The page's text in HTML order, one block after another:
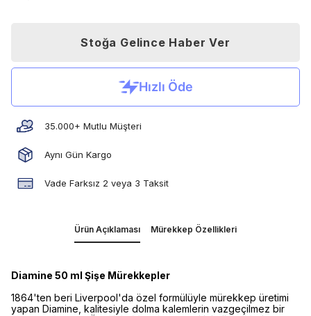
Stoğa Gelince Haber Ver
35.000+ Mutlu Müşteri
Aynı Gün Kargo
Vade Farksız 2 veya 3 Taksit
Ürün Açıklaması Mürekkep Özellikleri
Diamine 50 ml Şişe Mürekkepler
1864'ten beri Liverpool'da özel formülüyle mürekkep üretimi
yapan Diamine, kalitesiyle dolma kalemlerin vazgeçilmez bir